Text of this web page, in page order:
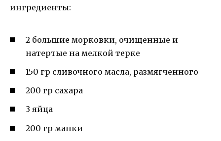
ингредиенты:
2 большие морковки, очищенные и
натертые на мелкой терке
150 гр сливочного масла, размягченного
200 гр сахара
3 яйца
200 гр манки